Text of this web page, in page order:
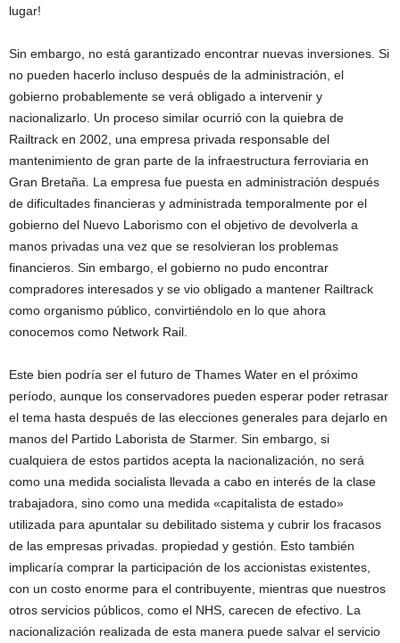
lugar!
Sin embargo, no está garantizado encontrar nuevas inversiones. Si
no pueden hacerlo incluso después de la administración, el
gobierno probablemente se verá obligado a intervenir y
nacionalizarlo. Un proceso similar ocurrió con la quiebra de
Railtrack en 2002, una empresa privada responsable del
mantenimiento de gran parte de la infraestructura ferroviaria en
Gran Bretaña. La empresa fue puesta en administración después
de dificultades financieras y administrada temporalmente por el
gobierno del Nuevo Laborismo con el objetivo de devolverla a
manos privadas una vez que se resolvieran los problemas
financieros. Sin embargo, el gobierno no pudo encontrar
compradores interesados y se vio obligado a mantener Railtrack
como organismo público, convirtiéndolo en lo que ahora
conocemos como Network Rail.
Este bien podría ser el futuro de Thames Water en el próximo
período, aunque los conservadores pueden esperar poder retrasar
el tema hasta después de las elecciones generales para dejarlo en
manos del Partido Laborista de Starmer. Sin embargo, si
cualquiera de estos partidos acepta la nacionalización, no será
como una medida socialista llevada a cabo en interés de la clase
trabajadora, sino como una medida «capitalista de estado»
utilizada para apuntalar su debilitado sistema y cubrir los fracasos
de las empresas privadas. propiedad y gestión. Esto también
implicaría comprar la participación de los accionistas existentes,
con un costo enorme para el contribuyente, mientras que nuestros
otros servicios públicos, como el NHS, carecen de efectivo. La
nacionalización realizada de esta manera puede salvar el servicio